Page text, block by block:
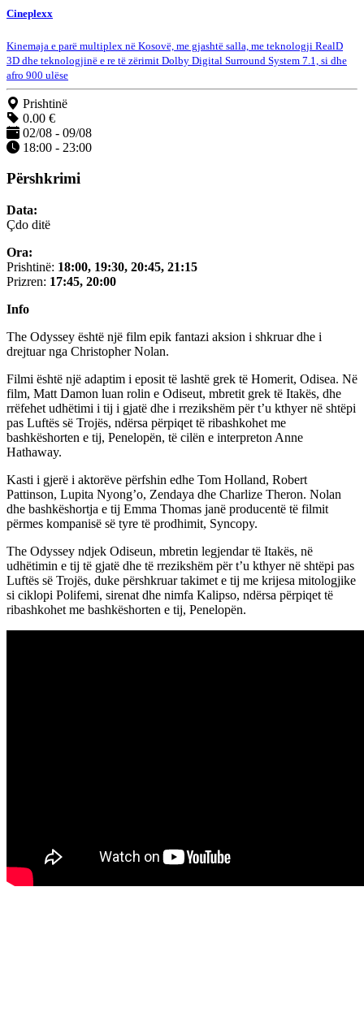
Cineplexx
Kinemaja e parë multiplex në Kosovë, me gjashtë salla, me teknologji RealD
3D dhe teknologjinë e re të zërimit Dolby Digital Surround System 7.1, si dhe
afro 900 ulëse
Prishtinë
0.00 €
02/08 - 09/08
18:00 - 23:00
Përshkrimi
Data:
Çdo ditë
Ora:
Prishtinë: 18:00, 19:30, 20:45, 21:15
Prizren: 17:45, 20:00
Info
The Odyssey është një film epik fantazi aksion i shkruar dhe i
drejtuar nga Christopher Nolan.
Filmi është një adaptim i eposit të lashtë grek të Homerit, Odisea. Në
film, Matt Damon luan rolin e Odiseut, mbretit grek të Itakës, dhe
rrëfehet udhëtimi i tij i gjatë dhe i rrezikshëm për t’u kthyer në shtëpi
pas Luftës së Trojës, ndërsa përpiqet të ribashkohet me
bashkëshorten e tij, Penelopën, të cilën e interpreton Anne
Hathaway.
Kasti i gjerë i aktorëve përfshin edhe Tom Holland, Robert
Pattinson, Lupita Nyong’o, Zendaya dhe Charlize Theron. Nolan
dhe bashkëshortja e tij Emma Thomas janë producentë të filmit
përmes kompanisë së tyre të prodhimit, Syncopy.
The Odyssey ndjek Odiseun, mbretin legjendar të Itakës, në
udhëtimin e tij të gjatë dhe të rrezikshëm për t’u kthyer në shtëpi pas
Luftës së Trojës, duke përshkruar takimet e tij me krijesa mitologjike
si ciklopi Polifemi, sirenat dhe nimfa Kalipso, ndërsa përpiqet të
ribashkohet me bashkëshorten e tij, Penelopën.